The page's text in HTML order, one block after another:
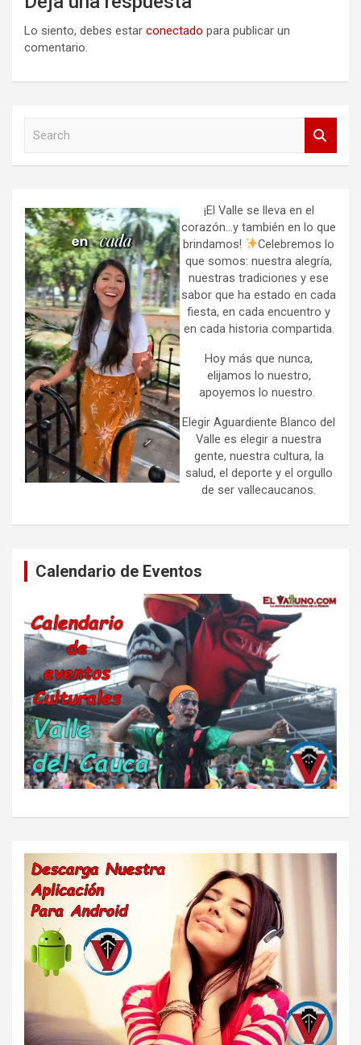
Lo siento, debes estar conectado para publicar un
comentario.
h
¡El Valle se lleva en el
corazón…y también en lo que
brindamos!
Celebremos lo
que somos: nuestra alegría,
nuestras tradiciones y ese
sabor que ha estado en cada
fiesta, en cada encuentro y
en cada historia compartida.
Hoy más que nunca,
elijamos lo nuestro,
apoyemos lo nuestro.
Elegir Aguardiente Blanco del
Valle es elegir a nuestra
gente, nuestra cultura, la
salud, el deporte y el orgullo
de ser vallecaucanos.
Calendario de Eventos